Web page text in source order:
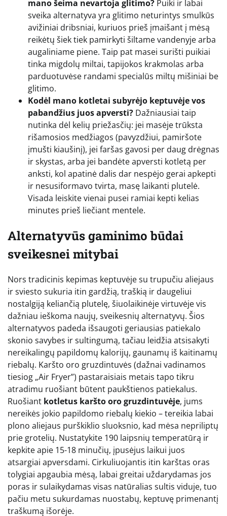
mano šeima nevartoja glitimo? Puiki ir labai
sveika alternatyva yra glitimo neturintys smulkūs
avižiniai dribsniai, kuriuos prieš įmaišant į mėsą
reikėtų šiek tiek pamirkyti šiltame vandenyje arba
augaliniame piene. Taip pat masei surišti puikiai
tinka migdolų miltai, tapijokos krakmolas arba
parduotuvėse randami specialūs miltų mišiniai be
glitimo.
Kodėl mano kotletai subyrėjo keptuvėje vos
pabandžius juos apversti? Dažniausiai taip
nutinka dėl kelių priežasčių: jei masėje trūksta
rišamosios medžiagos (pavyzdžiui, pamiršote
įmušti kiaušinį), jei faršas gavosi per daug drėgnas
ir skystas, arba jei bandėte apversti kotletą per
anksti, kol apatinė dalis dar nespėjo gerai apkepti
ir nesusiformavo tvirta, masę laikanti plutelė.
Visada leiskite vienai pusei ramiai kepti kelias
minutes prieš liečiant mentele.
Alternatyvūs gaminimo būdai
sveikesnei mitybai
Nors tradicinis kepimas keptuvėje su trupučiu aliejaus
ir sviesto sukuria itin gardžią, traškią ir daugeliui
nostalgiją keliančią plutelę, šiuolaikinėje virtuvėje vis
dažniau ieškoma naujų, sveikesnių alternatyvų. Šios
alternatyvos padeda išsaugoti geriausias patiekalo
skonio savybes ir sultingumą, tačiau leidžia atsisakyti
nereikalingų papildomų kalorijų, gaunamų iš kaitinamų
riebalų. Karšto oro gruzdintuvės (dažnai vadinamos
tiesiog „Air Fryer”) pastaraisiais metais tapo tikru
atradimu ruošiant būtent paukštienos patiekalus.
Ruošiant kotletus karšto oro gruzdintuvėje, jums
nereikės jokio papildomo riebalų kiekio – tereikia labai
plono aliejaus purškiklio sluoksnio, kad mėsa nepriliptų
prie grotelių. Nustatykite 190 laipsnių temperatūrą ir
kepkite apie 15-18 minučių, įpusėjus laikui juos
atsargiai apversdami. Cirkuliuojantis itin karštas oras
tolygiai apgaubia mėsą, labai greitai uždarydamas jos
poras ir sulaikydamas visas natūralias sultis viduje, tuo
pačiu metu sukurdamas nuostabų, keptuvę primenantį
traškumą išorėje.